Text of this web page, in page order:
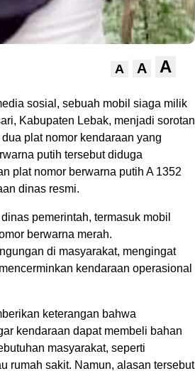
A A A
sosial, sebuah mobil siaga milik
Kabupaten Lebak, menjadi sorotan
plat nomor kendaraan yang
putih tersebut diduga
plat nomor berwarna putih A 1352
dinas resmi.
pemerintah, termasuk mobil
berwarna merah.
di masyarakat, mengingat
kendaraan operasional
keterangan bahwa
kendaraan dapat membeli bahan
masyarakat, seperti
rumah sakit. Namun, alasan tersebut